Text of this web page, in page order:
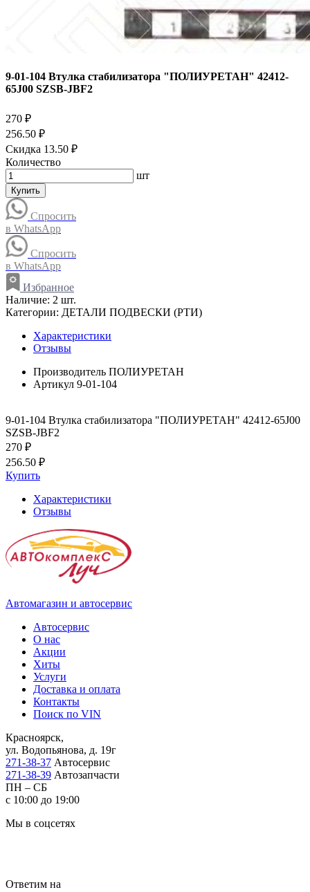
9-01-104 Втулка стабилизатора "ПОЛИУРЕТАН" 42412-
65J00 SZSB-JBF2
270 ₽
256.50 ₽
Скидка 13.50 ₽
Количество
шт
Купить
Спросить
в WhatsApp
Спросить
в WhatsApp
Избранное
Наличие: 2 шт.
Категории: ДЕТАЛИ ПОДВЕСКИ (РТИ)
Характеристики
Отзывы
Производитель ПОЛИУРЕТАН
Артикул 9-01-104
9-01-104 Втулка стабилизатора "ПОЛИУРЕТАН" 42412-65J00
SZSB-JBF2
270 ₽
256.50 ₽
Купить
Характеристики
Отзывы
Автомагазин и автосервис
Автосервис
О нас
Акции
Хиты
Услуги
Доставка и оплата
Контакты
Поиск по VIN
Красноярск,
ул. Водопьянова, д. 19г
271-38-37 Автосервис
271-38-39 Автозапчасти
ПН – СБ
с 10:00 до 19:00
Мы в соцсетях
Ответим на